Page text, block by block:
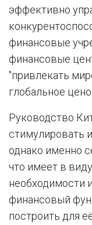
эффективно
финансовые
финансовые
"привлекать
глобальное
Руководство
стимулировать
однако именно
что имеет в
необходимости
финансовый
построить для